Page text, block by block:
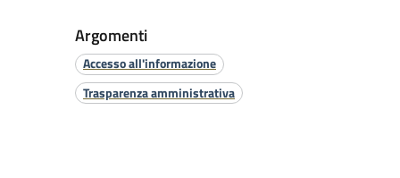
Argomenti
Accesso all'informazione
Trasparenza amministrativa